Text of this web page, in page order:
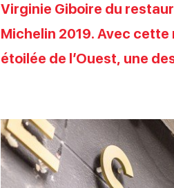
Virginie Giboire du
Michelin 2019. Avec
étoilée de l’Ouest, une